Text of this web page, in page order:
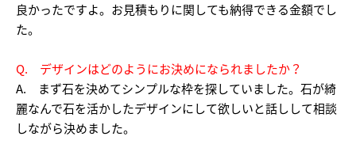
良かったですよ。お見積もりに関しても納得できる金額でし
た。
Q. デザインはどのようにお決めになられましたか？
A. まず石を決めてシンプルな枠を探していました。石が綺
麗なんで石を活かしたデザインにして欲しいと話しして相談
しながら決めました。